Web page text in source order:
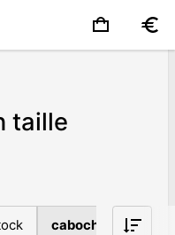
taille
cabochon